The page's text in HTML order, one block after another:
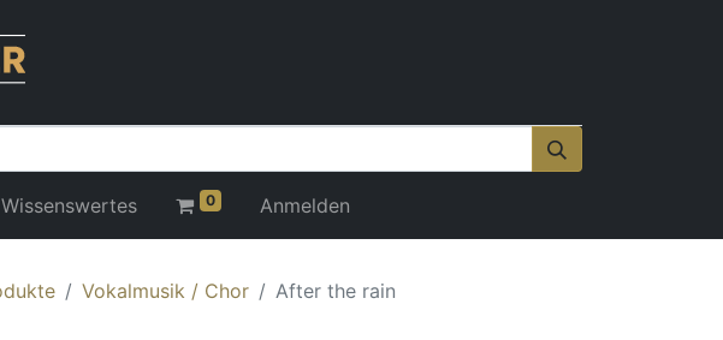
Wissenswertes 0 Anmelden
Vokalmusik / Chor After the rain